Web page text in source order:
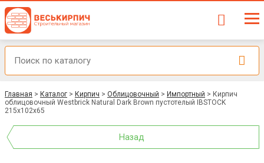
Главная > Каталог > Кирпич > Облицовочный > Импортный > Кирпич
облицовочный Westbrick Natural Dark Brown пустотелый IBSTOCK
215х102х65
Назад